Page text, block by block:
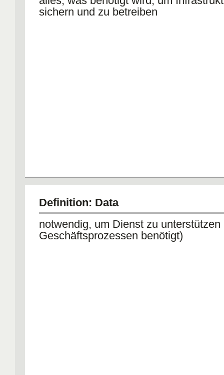
sichern und zu betreiben
Definition: Data
notwendig, um Dienst zu unterstützen
Geschäftsprozessen benötigt)